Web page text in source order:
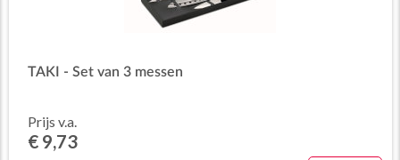
TAKI - Set van 3 messen
Prijs v.a.
€ 9,73